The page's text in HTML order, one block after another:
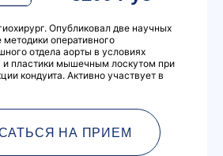
Опубликовал две научных
оперативного
отдела аорты в условиях
и пластики мышечным лоскутом при
кондуита. Активно участвует в
НА ПРИЕМ